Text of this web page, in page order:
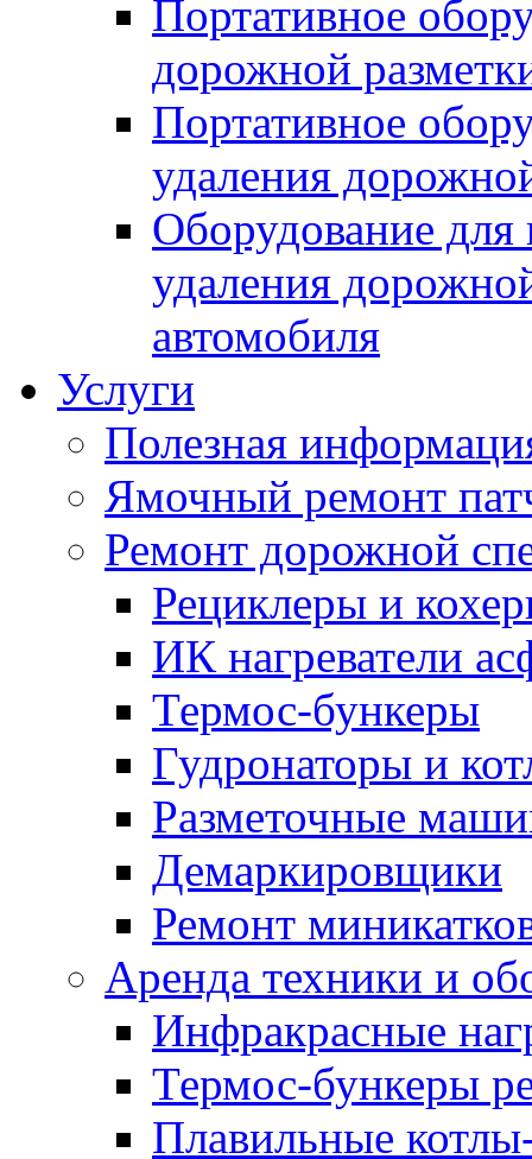
Портативное
дорожной
Портативное
удаления
Оборудование для
удаления
автомобиля
Услуги
Полезная
Ямочный ремонт
Ремонт дорожной
Рециклеры и
ИК нагреватели
Термос-бункеры
Гудронаторы и
Разметочные
Демаркировщики
Ремонт
Аренда техники и
Инфракрасные
Термос-бункеры
Плавильные